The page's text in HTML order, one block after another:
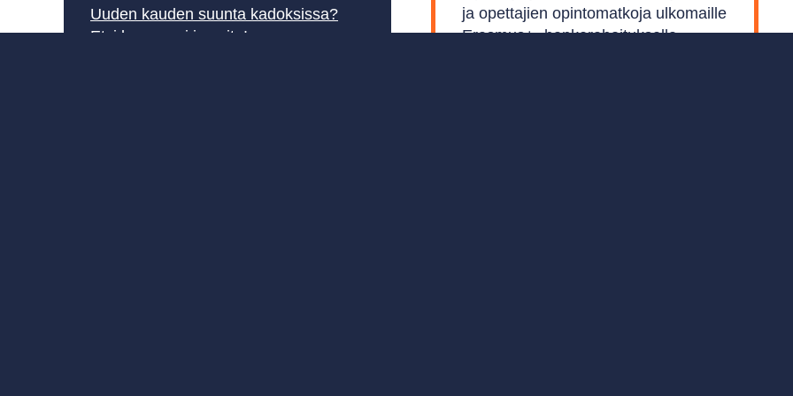
Uuden kauden suunta kadoksissa?
Etsi kompassi ja voita!
ja opettajien opintomatkoja ulkomaille
Erasmus+ -hankerahoituksella.